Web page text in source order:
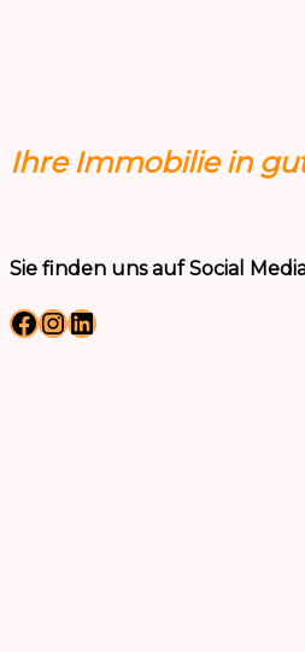
Ihre Immobilie in
Sie finden uns auf Social
Facebook InstagramLinkedIn